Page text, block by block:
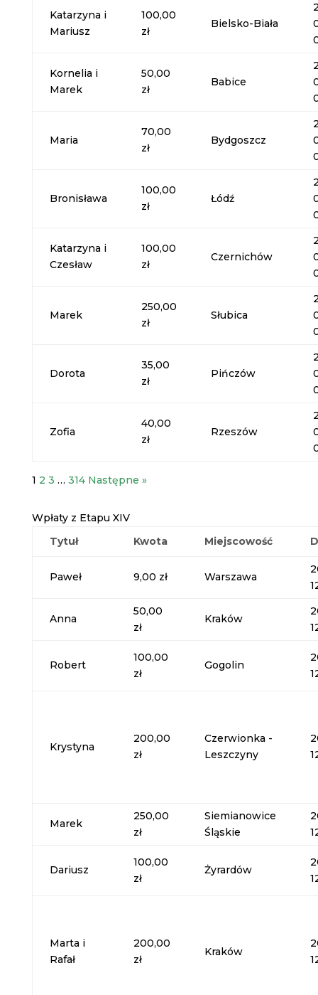
Katarzyna i
Mariusz
100,00
zł
Bielsko-Biała
Kornelia i
Marek
50,00
zł
Babice
Maria
70,00
zł
Bydgoszcz
Bronisława
100,00
zł
Łódź
Katarzyna i
Czesław
100,00
zł
Czernichów
Marek
250,00
zł
Słubica
Dorota
35,00
zł
Pińczów
Zofia
40,00
zł
Rzeszów
1 2 3 … 314 Następne »
Wpłaty z Etapu XIV
Tytuł
Kwota Miejscowość
Paweł 9,00 zł Warszawa
Anna
50,00
zł
Kraków
Robert
100,00
zł
Gogolin
Krystyna
200,00
zł
Czerwionka -
Leszczyny
Marek
250,00
zł
Siemianowice
Śląskie
Dariusz
100,00
zł
Żyrardów
Marta i
Rafał
200,00
zł
Kraków